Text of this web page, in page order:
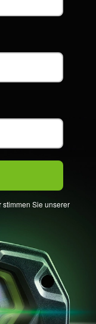
stimmen Sie unserer